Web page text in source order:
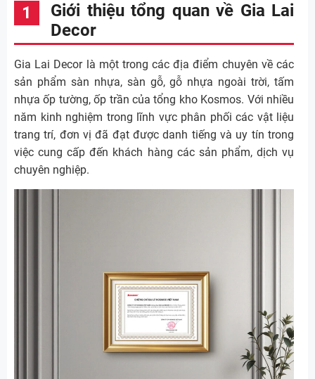
Giới thiệu tổng quan về Gia Lai
Decor
Gia Lai Decor là một trong các địa điểm chuyên về các
sản phẩm sàn nhựa, sàn gỗ, gỗ nhựa ngoài trời, tấm
nhựa ốp tường, ốp trần của tổng kho Kosmos. Với nhiều
năm kinh nghiệm trong lĩnh vực phân phối các vật liệu
trang trí, đơn vị đã đạt được danh tiếng và uy tín trong
việc cung cấp đến khách hàng các sản phẩm, dịch vụ
chuyên nghiệp.